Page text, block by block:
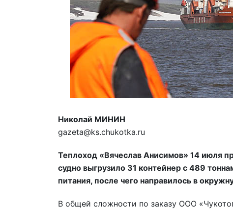
Николай МИНИН
gazeta@ks.chukotka.ru
Теплоход «Вячеслав Анисимов» 14 июля
судно выгрузило 31 контейнер с 489
питания, после чего направилось в
В общей сложности по заказу ООО